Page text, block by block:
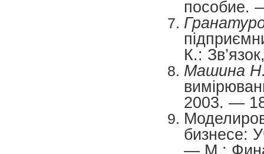
пособие.
К.:
Машина
2003. —
бизнесе:
— М.: